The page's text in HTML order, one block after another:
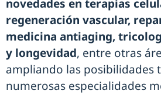
novedades en terapias
regeneración vascular,
medicina antiaging,
y longevidad, entre otras
ampliando las posibilidades
numerosas especialidades